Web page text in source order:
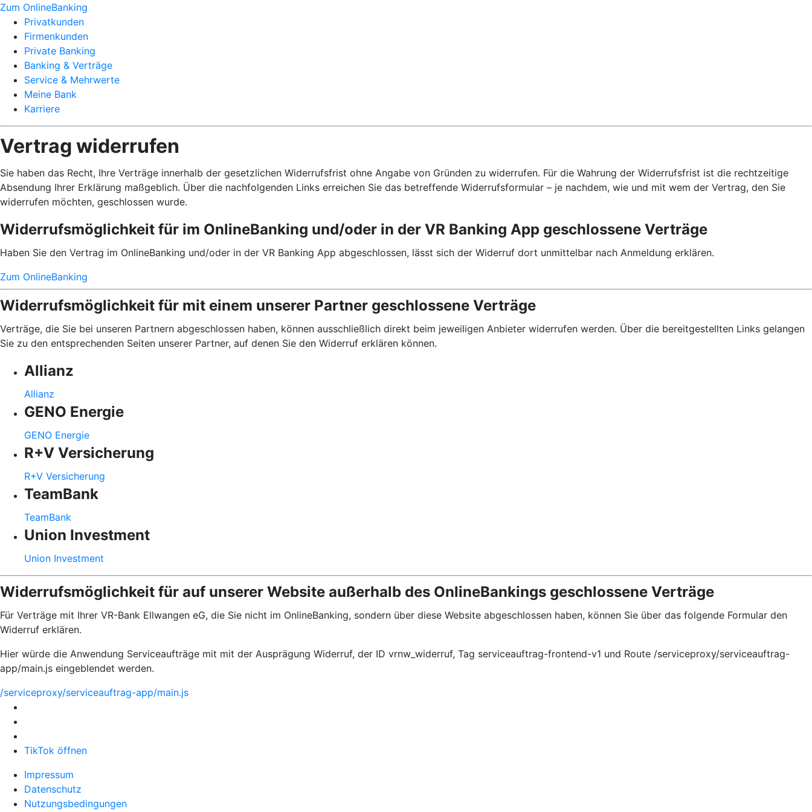
Zum OnlineBanking
Privatkunden
Firmenkunden
Private Banking
Banking & Verträge
Service & Mehrwerte
Meine Bank
Karriere
Vertrag widerrufen
Sie haben das Recht, Ihre Verträge innerhalb der gesetzlichen Widerrufsfrist ohne Angabe von Gründen zu widerrufen. Für die Wahrung der Widerrufsfrist ist die rechtzeitige
Absendung Ihrer Erklärung maßgeblich. Über die nachfolgenden Links erreichen Sie das betreffende Widerrufsformular – je nachdem, wie und mit wem der Vertrag, den Sie
widerrufen möchten, geschlossen wurde.
Widerrufsmöglichkeit für im OnlineBanking und/oder in der VR Banking App geschlossene Verträge
Haben Sie den Vertrag im OnlineBanking und/oder in der VR Banking App abgeschlossen, lässt sich der Widerruf dort unmittelbar nach Anmeldung erklären.
Zum OnlineBanking
Widerrufsmöglichkeit für mit einem unserer Partner geschlossene Verträge
Verträge, die Sie bei unseren Partnern abgeschlossen haben, können ausschließlich direkt beim jeweiligen Anbieter widerrufen werden. Über die bereitgestellten Links gelangen
Sie zu den entsprechenden Seiten unserer Partner, auf denen Sie den Widerruf erklären können.
Allianz
Allianz
GENO Energie
GENO Energie
R+V Versicherung
R+V Versicherung
TeamBank
TeamBank
Union Investment
Union Investment
Widerrufsmöglichkeit für auf unserer Website außerhalb des OnlineBankings geschlossene Verträge
Für Verträge mit Ihrer VR-Bank Ellwangen eG, die Sie nicht im OnlineBanking, sondern über diese Website abgeschlossen haben, können Sie über das folgende Formular den
Widerruf erklären.
Hier würde die Anwendung Serviceaufträge mit mit der Ausprägung Widerruf, der ID vrnw_widerruf, Tag serviceauftrag-frontend-v1 und Route /serviceproxy/serviceauftrag-
app/main.js eingeblendet werden.
/serviceproxy/serviceauftrag-app/main.js
TikTok öffnen
Impressum
Datenschutz
Nutzungsbedingungen